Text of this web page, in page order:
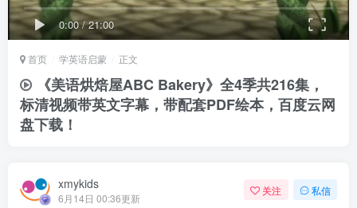
0:00/21:00
首页 学英语启蒙 正文
《美语烘焙屋ABC Bakery》全4季共216集，
标清视频带英文字幕，带配套PDF绘本，百度云网
盘下载！
xmykids
6月14日 00:36更新
关注 私信